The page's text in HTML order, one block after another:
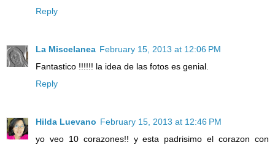
Reply
La Miscelanea February 15, 2013 at 12:06 PM
Fantastico !!!!!! la idea de las fotos es genial.
Reply
Hilda Luevano February 15, 2013 at 12:46 PM
yo veo 10 corazones!! y esta padrisimo el corazon con